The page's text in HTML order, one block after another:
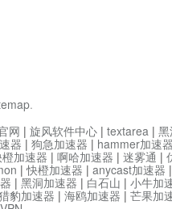
.
网 | 旋风软件中心 | textarea |
器 | 狗急加速器 | hammer加速器
加速器 | 啊哈加速器 | 迷雾通 |
|快橙加速器 | anycast加速器 |
| 黑洞加速器 | 白石山 | 小牛加
豹加速器 | 海鸥加速器 | 芒果加